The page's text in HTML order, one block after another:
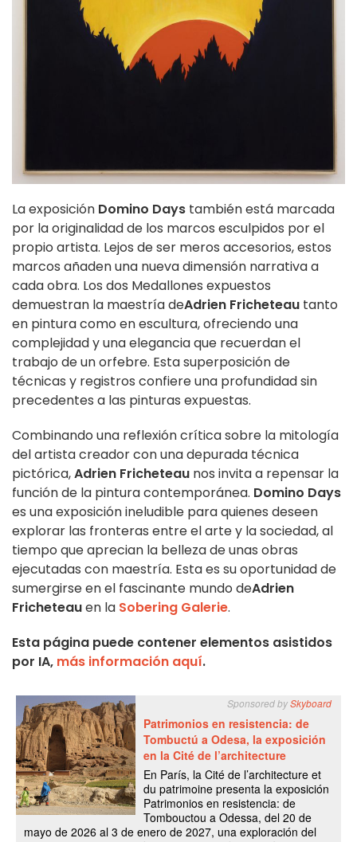
La exposición Domino Days también está marcada
por la originalidad de los marcos esculpidos por el
propio artista. Lejos de ser meros accesorios, estos
marcos añaden una nueva dimensión narrativa a
cada obra. Los dos Medallones expuestos
demuestran la maestría deAdrien Fricheteau tanto
en pintura como en escultura, ofreciendo una
complejidad y una elegancia que recuerdan el
trabajo de un orfebre. Esta superposición de
técnicas y registros confiere una profundidad sin
precedentes a las pinturas expuestas.
Combinando una reflexión crítica sobre la mitología
del artista creador con una depurada técnica
pictórica,Adrien Fricheteau nos invita a repensar la
función de la pintura contemporánea. Domino Days
es una exposición ineludible para quienes deseen
explorar las fronteras entre el arte y la sociedad, al
tiempo que aprecian la belleza de unas obras
ejecutadas con maestría. Esta es su oportunidad de
sumergirse en el fascinante mundo deAdrien
Fricheteauen la Sobering Galerie.
Esta página puede contener elementos asistidos
por IA, más información aquí.